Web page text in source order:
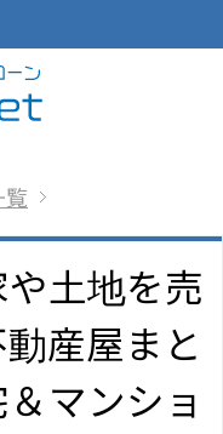
覧
土地を売
産屋まと
マンショ